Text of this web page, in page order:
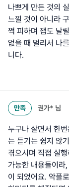
나쁘게 만든 것의
느낄 것이 아니라
쩍 피하며 잽도 날
없을 때 멀리서 나
니다.
만족 권가* 님
누구나 살면서 한
는 듣기는 쉽지 않
겪으시며 직접 실
가능한 내용들이라
이 되었어요. 악플